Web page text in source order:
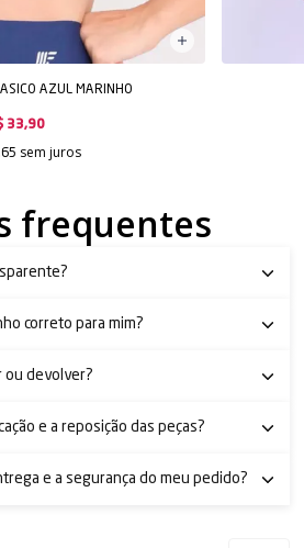
AZUL MARINHO
33,90
sem juros
frequentes
correto para mim?
ou devolver?
e a reposição das peças?
e a segurança do meu pedido?